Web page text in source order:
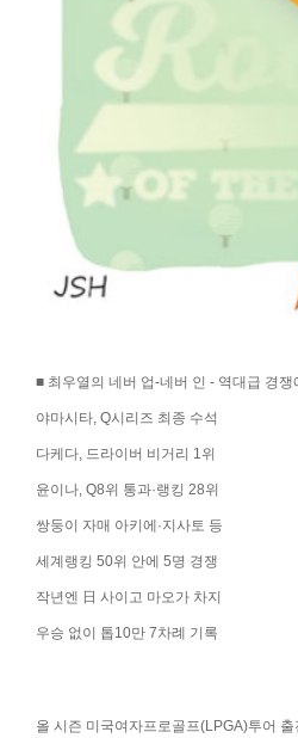
■ 최우열의 네버 업-네버 인 - 역대급 경
야마시타, Q시리즈 최종 수석
다케다, 드라이버 비거리 1위
윤이나, Q8위 통과·랭킹 28위
쌍둥이 자매 아키에·지사토 등
세계랭킹 50위 안에 5명 경쟁
작년엔 日 사이고 마오가 차지
우승 없이 톱10만 7차례 기록
올 시즌 미국여자프로골프(LPGA)투어